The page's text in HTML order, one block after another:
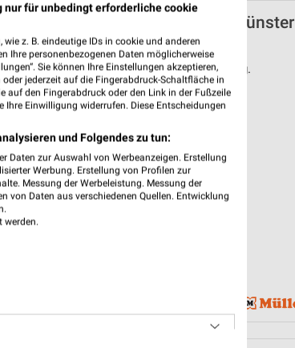
❯
Müller Prospekt für Münster
ab Mo. den 03.08.
Gültig von 03. Aug. bis 08. Aug.
📅 Kalendereintrag erstellen
PROSPEKT BLÄTTERN
nur für unbedingt erforderliche cookie
z. B. eindeutige IDs in cookie und anderen
Ihre personenbezogenen Daten möglicherweise
Sie können Ihre Einstellungen akzeptieren,
jederzeit auf die Fingerabdruck-Schaltfläche in
auf den Fingerabdruck oder den Link in der Fußzeile
Ihre Einwilligung widerrufen. Diese Entscheidungen
und Folgendes zu tun:
Daten zur Auswahl von Werbeanzeigen. Erstellung
Werbung. Erstellung von Profilen zur
Messung der Werbeleistung. Messung der
von Daten aus verschiedenen Quellen. Entwicklung
werden.